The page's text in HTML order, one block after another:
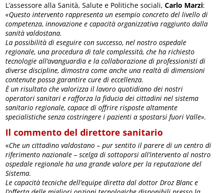
L’assessore alla Sanità, Salute e Politiche sociali,Carlo Marzi:
«Questo intervento rappresenta un esempio concreto del livello di
competenza, innovazione e capacità organizzativa raggiunto dalla
sanità valdostana.
La possibilità di eseguire con successo, nel nostro ospedale
regionale, una procedura di tale complessità, che ha richiesto
tecnologie all’avanguardia e la collaborazione di professionisti di
diverse discipline, dimostra come anche una realtà di dimensioni
contenute possa garantire cure di eccellenza.
È un risultato che valorizza il lavoro quotidiano dei nostri
operatori sanitari e rafforza la fiducia dei cittadini nel sistema
sanitario regionale, capace di offrire risposte altamente
specialistiche senza costringere i pazienti a spostarsi fuori Valle».
Il commento del direttore sanitario
«Che un cittadino valdostano – pur sentito il parere di un centro di
riferimento nazionale – scelga di sottoporsi all’intervento al nostro
ospedale regionale ha una grande valore per la reputazione del
Sistema.
Le capacità tecniche dell’equipe diretta dal dottorDroz Blanc e